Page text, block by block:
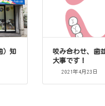
）知
咬み合わせ、歯
大事です！
2021年4月23日